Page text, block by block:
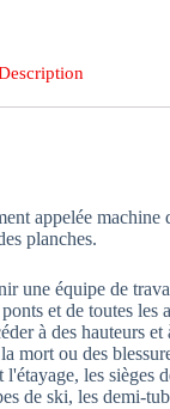
appelée
planches.
une équipe de
et de toutes les
à des hauteurs
mort ou des
les sièges
de ski, les demi-